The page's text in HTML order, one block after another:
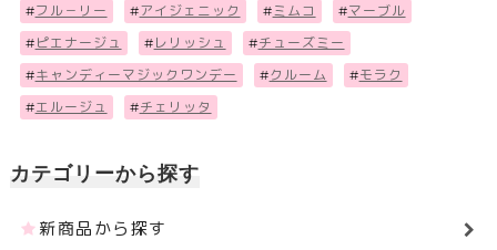
#フル－リー #アイジェニック # ミムコ #マーブル
# ピエナージュ # レリッシュ #チューズミー
#キャンディーマジックワンデー #クルーム #モラク
#エルージュ #チェリッタ
カテゴリーから探す
新商品から探す